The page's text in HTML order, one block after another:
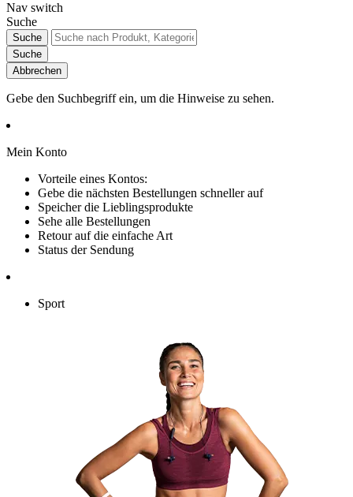
Nav switch
Suche
Suche
Suche
Abbrechen
Gebe den Suchbegriff ein, um die Hinweise zu sehen.
Mein Konto
Vorteile eines Kontos:
Gebe die nächsten Bestellungen schneller auf
Speicher die Lieblingsprodukte
Sehe alle Bestellungen
Retour auf die einfache Art
Status der Sendung
Sport